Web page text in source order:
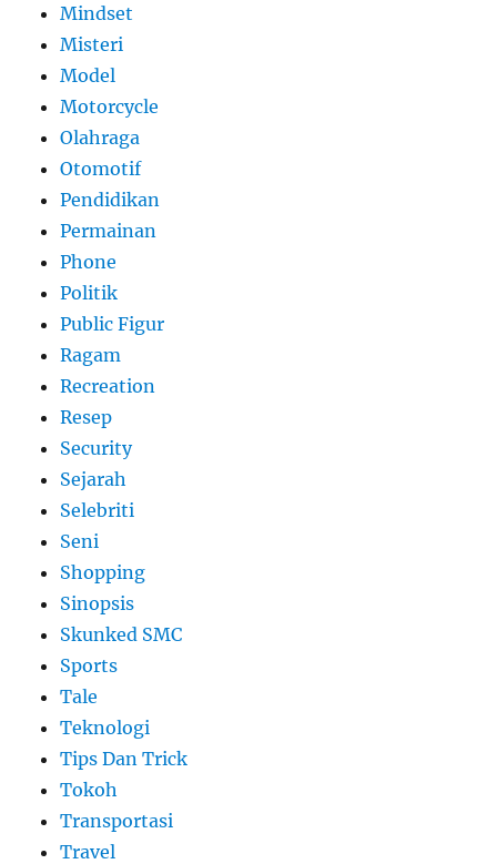
Mindset
Misteri
Model
Motorcycle
Olahraga
Otomotif
Pendidikan
Permainan
Phone
Politik
Public Figur
Ragam
Recreation
Resep
Security
Sejarah
Selebriti
Seni
Shopping
Sinopsis
Skunked SMC
Sports
Tale
Teknologi
Tips Dan Trick
Tokoh
Transportasi
Travel